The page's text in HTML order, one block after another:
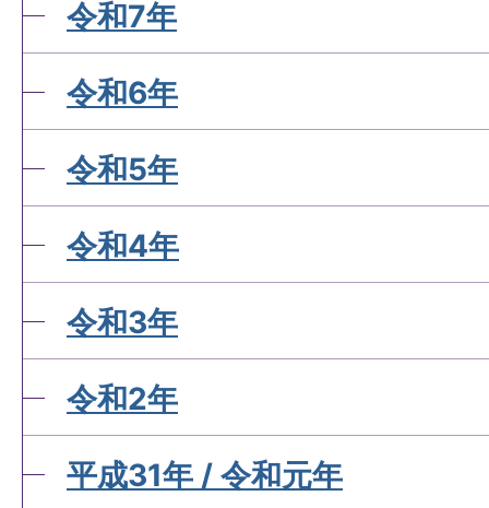
令和7年
令和6年
令和5年
令和4年
令和3年
令和2年
平成31年 / 令和元年